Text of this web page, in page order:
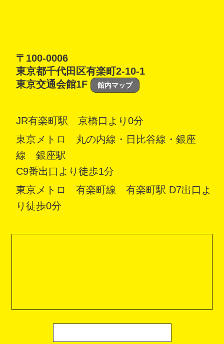
〒100-0006
東京都千代田区有楽町2-10-1
東京交通会館1F
館内マップ
JR有楽町駅 京橋口より0分
東京メトロ 丸の内線・日比谷線・銀座
線 銀座駅
C9番出口より徒歩1分
東京メトロ 有楽町線 有楽町駅 D7出口よ
り徒歩0分